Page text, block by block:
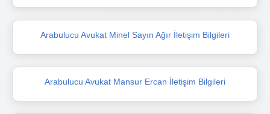
Arabulucu Avukat Minel Sayın Ağır İletişim Bilgileri
Arabulucu Avukat Mansur Ercan İletişim Bilgileri